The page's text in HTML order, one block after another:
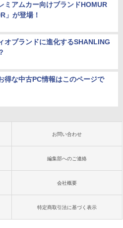
ミアムカー向けブランドHOMUR
」が登場！
オブランドに進化するSHANLING
得な中古PC情報はこのページで
お問い合わせ
編集部へのご連絡
会社概要
特定商取引法に基づく表示